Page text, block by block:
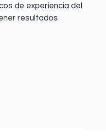
de experiencia del
resultados